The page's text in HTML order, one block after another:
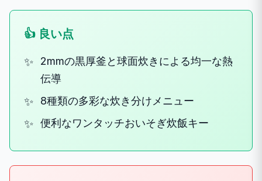
👍 良い点
2mmの黒厚釜と球面炊きによる均一な熱
伝導
8種類の多彩な炊き分けメニュー
便利なワンタッチおいそぎ炊飯キー